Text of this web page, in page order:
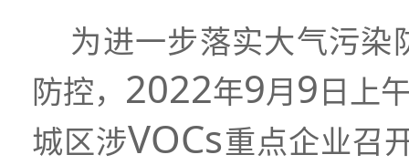
为进一步落实大气污
防控， 2022年9月9日上
城区涉VOCs重点企业召